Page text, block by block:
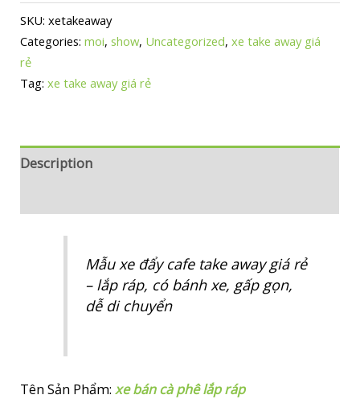
cafe
take
away
giá
lắp
bánh
chuyển
SKU:xetakeaway
Categories:moi, show, Uncategorized,xe take away giá
rẻ
Tag:xe take away giá rẻ
Description
Mẫu xe đẩy cafe take away giá rẻ
– lắp ráp, có bánh xe, gấp gọn,
dễ di chuyển
Tên Sản Phẩm: xe bán cà phê lắp ráp